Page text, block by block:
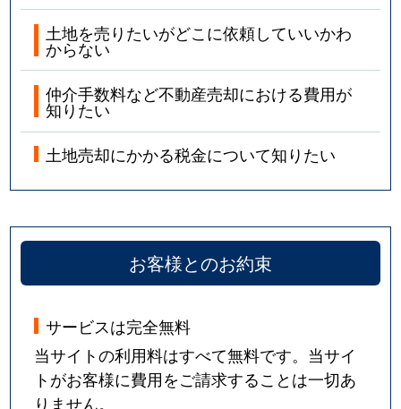
土地を売りたいがどこに依頼していいかわ
からない
仲介手数料など不動産売却における費用が
知りたい
土地売却にかかる税金について知りたい
お客様とのお約束
サービスは完全無料
当サイトの利用料はすべて無料です。当サイ
トがお客様に費用をご請求することは一切あ
りません。